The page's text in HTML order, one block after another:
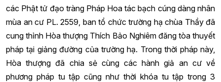
các Phật tử đạo tràng Pháp Hoa tác bạch cúng dàng nhân
mùa an cư PL. 2559, ban tổ chức trường hạ chùa Thầy đã
cung thỉnh Hòa thượng Thích Bảo Nghiêm đăng tòa thuyết
pháp tại giảng đường của trường hạ. Trong thời pháp này,
Hòa thượng đã chia sẻ cùng các hành giả an cư về
phương pháp tu tập cũng như thời khóa tu tập trong 3